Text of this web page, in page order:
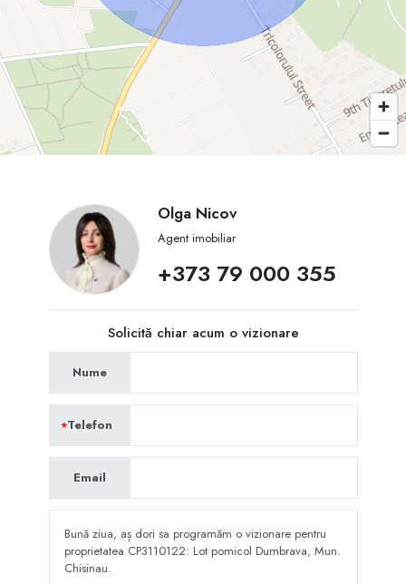
Olga Nicov
Agent imobiliar
+373 79 000 355
Solicită chiar acum o vizionare
Nume
Telefon
Email